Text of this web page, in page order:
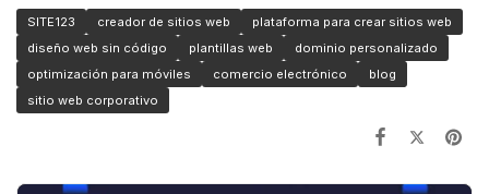
SITE123 creador de sitios web
plataforma para crear sitios web
diseño web sin código
plantillas web
dominio personalizado
optimización para móviles
comercio electrónico
blog
sitio web corporativo